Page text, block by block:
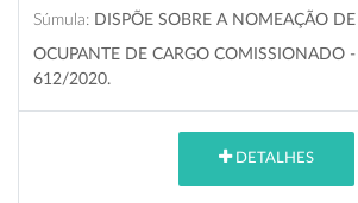
Súmula: DISPÕE SOBRE A NOMEAÇÃO
OCUPANTE DE CARGO COMISSIONADO -
612/2020.
DETALHES